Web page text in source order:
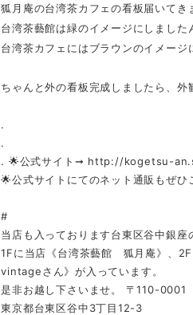
狐月庵の台湾茶カフェの看板届いてき
台湾茶藝館は緑のイメージにしました
台湾茶カフェにはブラウンのイメージ
ちゃんと外の看板完成しましたら、
.
.
. 🌟公式サイト➞ http://kogetsu-
🌟公式サイトにてのネット通販もぜひ
#
当店も入っております台東区谷中銀
1Fに当店《台湾茶藝館 狐月庵》、
vintageさん》が入っています。
是非お越し下さいませ。 〒110-0001
東京都台東区谷中3丁目12-3